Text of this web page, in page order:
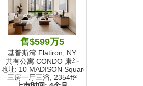
售$599万5
基普斯湾 Flatiron, NY
共有公寓 CONDO 康斗
地址: 10 MADISON Square W
三房一厅三浴, 2354ft²